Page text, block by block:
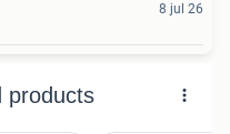
8 jul 26